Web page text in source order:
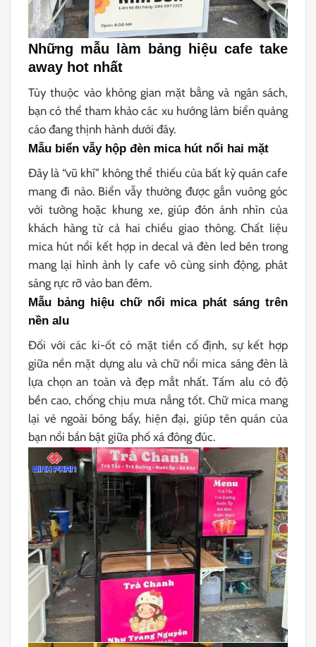
Những mẫu làm bảng hiệu cafe take
away hot nhất
Tùy thuộc vào không gian mặt bằng và ngân sách,
bạn có thể tham khảo các xu hướng làm biển quảng
cáo đang thịnh hành dưới đây.
Mẫu biển vẫy hộp đèn mica hút nổi hai mặt
Đây là “vũ khí” không thể thiếu của bất kỳ quán cafe
mang đi nào. Biển vẫy thường được gắn vuông góc
với tường hoặc khung xe, giúp đón ánh nhìn của
khách hàng từ cả hai chiều giao thông. Chất liệu
mica hút nổi kết hợp in decal và đèn led bên trong
mang lại hình ảnh ly cafe vô cùng sinh động, phát
sáng rực rỡ vào ban đêm.
Mẫu bảng hiệu chữ nổi mica phát sáng trên
nền alu
Đối với các ki-ốt có mặt tiền cố định, sự kết hợp
giữa nền mặt dựng alu và chữ nổi mica sáng đèn là
lựa chọn an toàn và đẹp mắt nhất. Tấm alu có độ
bền cao, chống chịu mưa nắng tốt. Chữ mica mang
lại vẻ ngoài bóng bẩy, hiện đại, giúp tên quán của
bạn nổi bần bật giữa phố xá đông đúc.